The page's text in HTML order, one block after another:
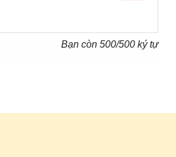
Bạn còn 500/500 ký tự